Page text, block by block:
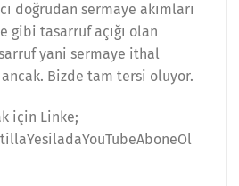
doğrudan sermaye akımları
gibi tasarruf açığı olan
yani sermaye ithal
Bizde tam tersi oluyor.
için Linke;